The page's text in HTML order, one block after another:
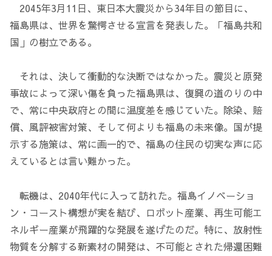
2045年3月11日、東日本大震災から34年目の節目に、
福島県は、世界を驚愕させる宣言を発表した。「福島共和
国」の樹立である。
それは、決して衝動的な決断ではなかった。震災と原発
事故によって深い傷を負った福島県は、復興の道のりの中
で、常に中央政府との間に温度差を感じていた。除染、賠
償、風評被害対策、そして何よりも福島の未来像。国が提
示する施策は、常に画一的で、福島の住民の切実な声に応
えているとは言い難かった。
転機は、2040年代に入って訪れた。福島イノベーショ
ン・コースト構想が実を結び、ロボット産業、再生可能エ
ネルギー産業が飛躍的な発展を遂げたのだ。特に、放射性
物質を分解する新素材の開発は、不可能とされた帰還困難